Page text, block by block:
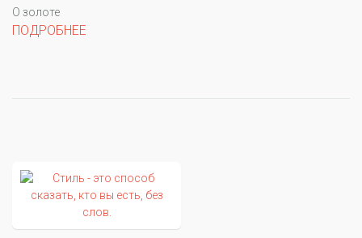
О золоте
ПОДРОБНЕЕ